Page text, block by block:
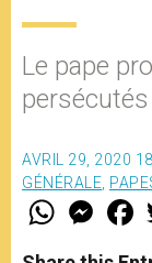
Le pape
AVRIL 29, 2020
GÉNÉRALE
W
t
M
e
s
F
a
e